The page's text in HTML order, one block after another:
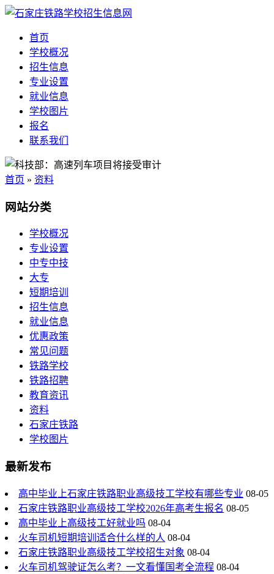
首页
学校概况
招生信息
专业设置
就业信息
学校图片
报名
联系我们
首页 » 资料
网站分类
学校概况
专业设置
中专中技
大专
短期培训
招生信息
就业信息
优惠政策
常见问题
铁路学校
铁路招聘
教育资讯
资料
石家庄铁路
学校图片
最新发布
高中毕业上石家庄铁路职业高级技工学校有哪些专业 08-05
石家庄铁路职业高级技工学校2026年高考生报名 08-05
高中毕业上高级技工好就业吗 08-04
火车司机短期培训适合什么样的人 08-04
石家庄铁路职业高级技工学校招生对象 08-04
火车司机驾驶证怎么考？一文看懂国考全流程 08-04